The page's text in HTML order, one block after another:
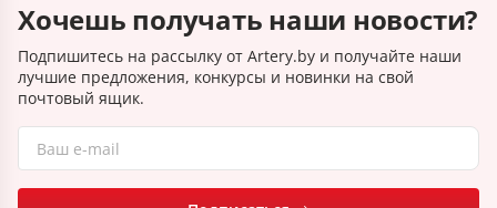
Хочешь получать наши новости?
Подпишитесь на рассылку от Artery.by и получайте наши
лучшие предложения, конкурсы и новинки на свой
почтовый ящик.